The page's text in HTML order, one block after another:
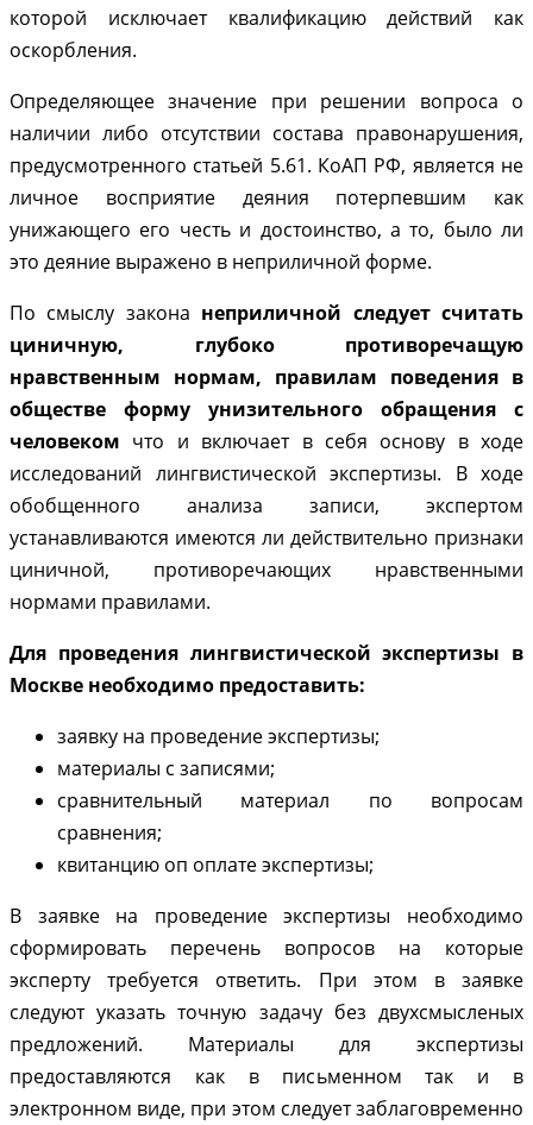
которой исключает квалификацию действий как
оскорбления.
Определяющее значение при решении вопроса о
наличии либо отсутствии состава правонарушения,
предусмотренного статьей 5.61. КоАП РФ, является не
личное восприятие деяния потерпевшим как
унижающего его честь и достоинство, а то, было ли
это деяние выражено в неприличной форме.
По смыслу закона неприличной следует считать
циничную, глубоко противоречащую
нравственным нормам, правилам поведения в
обществе форму унизительного обращения с
человеком что и включает в себя основу в ходе
исследований лингвистической экспертизы. В ходе
обобщенного анализа записи, экспертом
устанавливаются имеются ли действительно признаки
циничной, противоречающих нравственными
нормами правилами.
Для проведения лингвистической экспертизы в
Москве необходимо предоставить:
заявку на проведение экспертизы;
материалы с записями;
сравнительный материал по вопросам
сравнения;
квитанцию оп оплате экспертизы;
В заявке на проведение экспертизы необходимо
сформировать перечень вопросов на которые
эксперту требуется ответить. При этом в заявке
следуют указать точную задачу без двухсмысленых
предложений. Материалы для экспертизы
предоставляются как в письменном так и в
электронном виде, при этом следует заблаговременно